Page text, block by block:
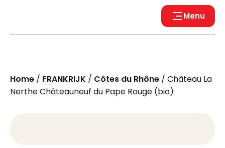
Menu
Home / FRANKRIJK / Côtes du Rhône / Château La
Nerthe Châteauneuf du Pape Rouge (bio)